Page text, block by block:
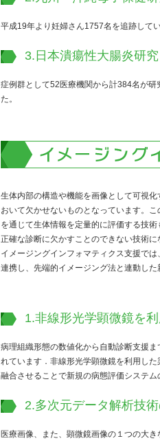
平成19年より妊婦さん1757名を追跡して
3.日本潰瘍性大腸炎研究
症例群として52医療機関から計384名が
た。
生体内部の構造や機能を画像として可視
おいて欠かせないものとなっています。
を通じて生体情報を定量的に評価する技
正確な診断に欠かすことのできない技術に
イメージングインフォマティクス支援で
連携し、先端的イメージング法と連動した
1.非線形光学顕微鏡を
病理組織形態の数値化から自動診断支援
れています．非線形光学顕微鏡を利用し
融合させることで新規の病態評価システム
2.多次元データ解析技
医療画像、また、顕微鏡画像の１つの大